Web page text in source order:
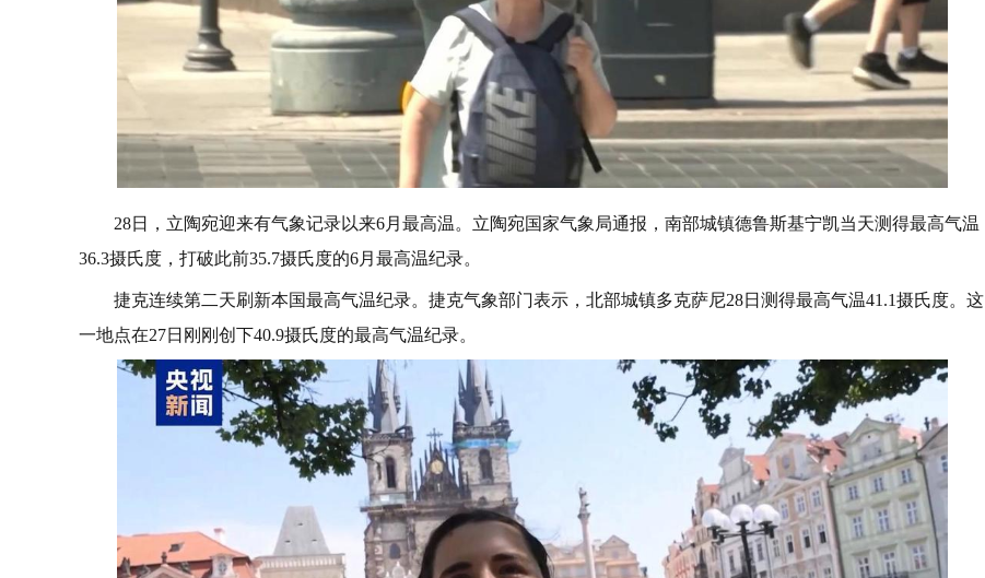
28日，立陶宛迎来有气象记录以来6月最高温。立陶宛国家气象局通报，南部城镇德鲁斯基宁凯当天测得最高气温
36.3摄氏度，打破此前35.7摄氏度的6月最高温纪录。
捷克连续第二天刷新本国最高气温纪录。捷克气象部门表示，北部城镇多克萨尼28日测得最高气温41.1摄氏度。这
一地点在27日刚刚创下40.9摄氏度的最高气温纪录。